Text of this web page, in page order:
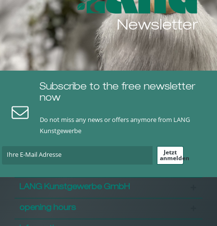
Newsletter
Subscribe to the free newsletter
now
Do not miss any news or offers anymore from LANG
Kunstgewerbe
Jetzt
anmelden
LANG Kunstgewerbe GmbH
opening hours